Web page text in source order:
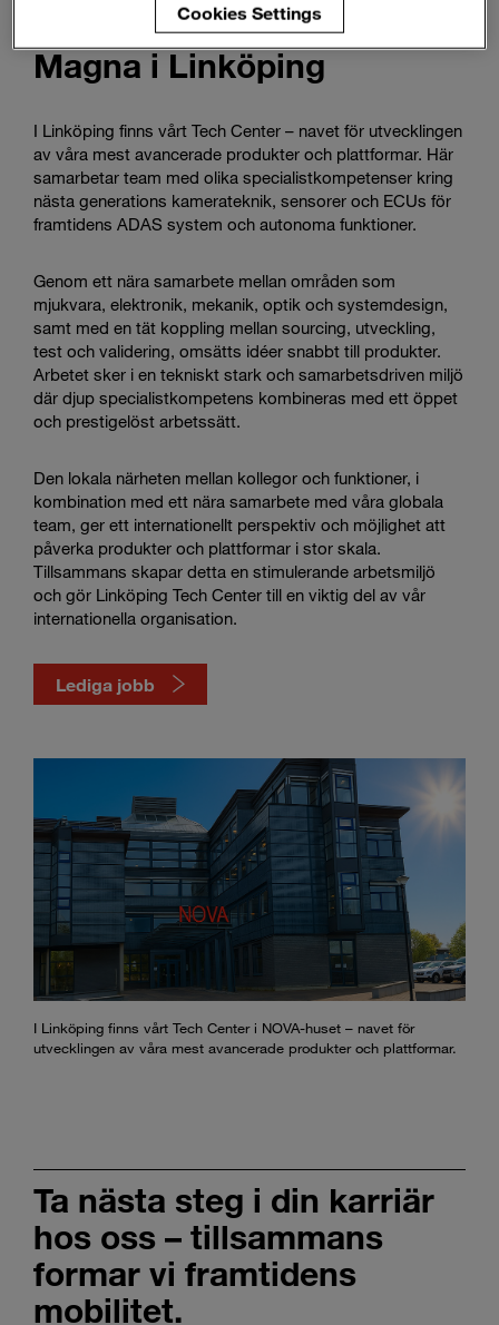
Magna i Linköping
I Linköping finns vårt Tech Center – navet för utvecklingen
av våra mest avancerade produkter och plattformar. Här
samarbetar team med olika specialistkompetenser kring
nästa generations kamerateknik, sensorer och ECUs för
framtidens ADAS system och autonoma funktioner.
Genom ett nära samarbete mellan områden som
mjukvara, elektronik, mekanik, optik och systemdesign,
samt med en tät koppling mellan sourcing, utveckling,
test och validering, omsätts idéer snabbt till produkter.
Arbetet sker i en tekniskt stark och samarbetsdriven miljö
där djup specialistkompetens kombineras med ett öppet
och prestigelöst arbetssätt.
Den lokala närheten mellan kollegor och funktioner, i
kombination med ett nära samarbete med våra globala
team, ger ett internationellt perspektiv och möjlighet att
påverka produkter och plattformar i stor skala.
Tillsammans skapar detta en stimulerande arbetsmiljö
och gör Linköping Tech Center till en viktig del av vår
internationella organisation.
Lediga jobb
I Linköping finns vårt Tech Center i NOVA-huset – navet för
utvecklingen av våra mest avancerade produkter och plattformar.
Ta nästa steg i din karriär
hos oss – tillsammans
formar vi framtidens
mobilitet.
Cookies Settings